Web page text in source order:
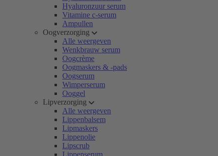
Hyaluronzuur serum
Vitamine c-serum
Ampullen
Oogverzorging
Alle weergeven
Wenkbrauw serum
Oogcrème
Oogmaskers & -pads
Oogserum
Wimperserum
Ooggel
Lipverzorging
Alle weergeven
Lippenbalsem
Lipmaskers
Lippenolie
Lipscrub
Lippenserum